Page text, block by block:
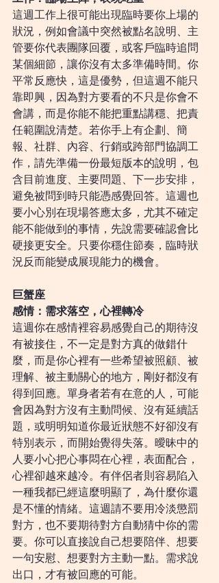
這週工作上很可能出現臨時要你上場的
狀況，例如會議中突然被點名說明、主
管要你代表團隊回覆，或客戶臨時追問
某個細節，讓你沒有太多準備時間。你
平常反應快，這是優勢，但這週不能只
靠即興，因為對方要看的不只是你會不
會講，而是你能不能把重點講穩、把責
任範圍說清楚。若你手上有企劃、簡
報、社群、內容、行銷或跨部門協調工
作，請先準備一份最短版本的說明，包
含目前進度、主要問題、下一步安排，
避免被問到時只能憑感覺回答。這週也
要小心別在現場答應太多，尤其不確定
能不能做到的事情，先說需要確認會比
硬接更安全。只要你穩住節奏，臨時狀
況反而能變成展現能力的機會。
巨蟹座
感情：需求落空，心裡轉冷
這週你在感情裡容易感覺自己的期待沒
有被接住，不一定是對方真的做錯什
麼，而是你心裡有一些希望被照顧、被
理解、被主動關心的地方，剛好都沒有
得到回應。單身者若有在意的人，可能
會因為對方沒有主動問候、沒有延續話
題，或明明知道你最近狀態不好卻沒有
特別表示，而開始覺得失落。曖昧中的
人要小心把心事悶在心裡，表面配合，
心裡卻越來越冷。有伴侶者則容易陷入
一種我都已經這麼明顯了，為什麼你還
是不懂的情緒。這週請不要用冷淡懲罰
對方，也不要期待對方自動猜中你的需
要。你可以直接說自己想要陪伴、想要
一句安慰、想要對方主動一點。需求說
出口，才有被回應的可能。